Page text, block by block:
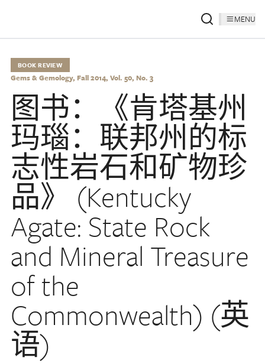
MENU
BOOK REVIEW
Gems & Gemology, Fall 2014, Vol. 50, No. 3
图书：《肯塔基州
玛瑙：联邦州的标
志性岩石和矿物珍
品》 (Kentucky
Agate: State Rock
and Mineral Treasure
of the
Commonwealth) (英
语)